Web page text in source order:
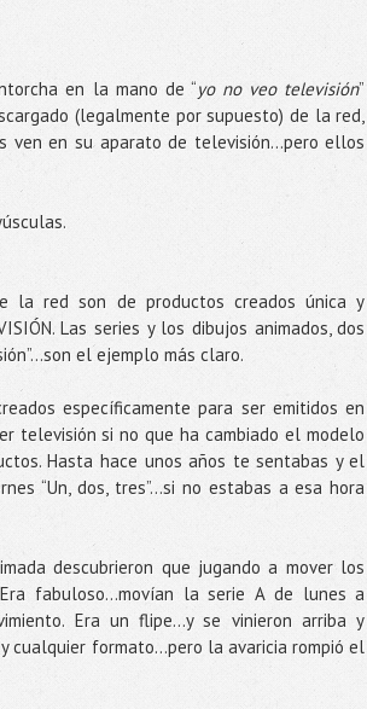
en la mano de “yo no veo televisión”
(legalmente por supuesto) de la red,
ven en su aparato de televisión...pero ellos
la red son de productos creados única y
Las series y los dibujos animados, dos
el ejemplo más claro.
específicamente para ser emitidos en
televisión si no que ha cambiado el modelo
Hasta hace unos años te sentabas y el
“Un, dos, tres”…si no estabas a esa hora
descubrieron que jugando a mover los
fabuloso…movían la serie A de lunes a
Era un flipe...y se vinieron arriba y
cualquier formato…pero la avaricia rompió el